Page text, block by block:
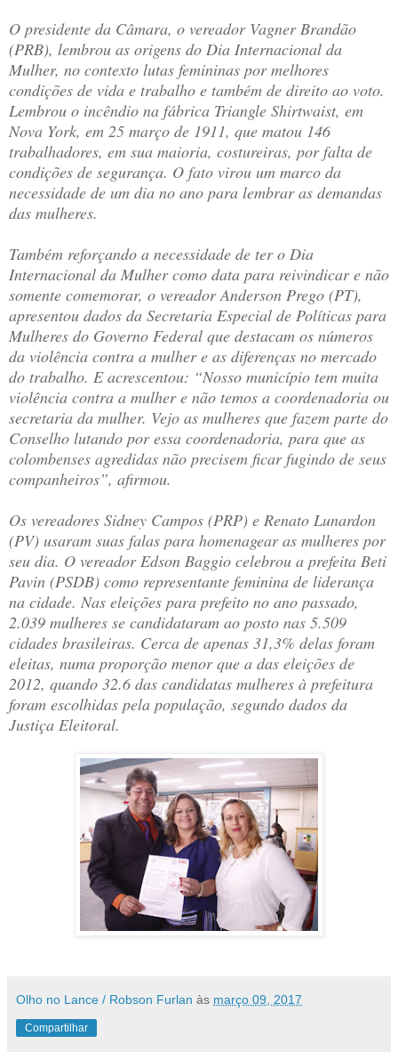
O presidente da Câmara, o vereador Vagner Brandão
(PRB), lembrou as origens do Dia Internacional da
Mulher, no contexto lutas femininas por melhores
condições de vida e trabalho e também de direito ao voto.
Lembrou o incêndio na fábrica Triangle Shirtwaist, em
Nova York, em 25 março de 1911, que matou 146
trabalhadores, em sua maioria, costureiras, por falta de
condições de segurança. O fato virou um marco da
necessidade de um dia no ano para lembrar as demandas
das mulheres.
Também reforçando a necessidade de ter o Dia
Internacional da Mulher como data para reivindicar e não
somente comemorar, o vereador Anderson Prego (PT),
apresentou dados da Secretaria Especial de Políticas para
Mulheres do Governo Federal que destacam os números
da violência contra a mulher e as diferenças no mercado
do trabalho. E acrescentou: “Nosso município tem muita
violência contra a mulher e não temos a coordenadoria ou
secretaria da mulher. Vejo as mulheres que fazem parte do
Conselho lutando por essa coordenadoria, para que as
colombenses agredidas não precisem ficar fugindo de seus
companheiros”, afirmou.
Os vereadores Sidney Campos (PRP) e Renato Lunardon
(PV) usaram suas falas para homenagear as mulheres por
seu dia. O vereador Edson Baggio celebrou a prefeita Beti
Pavin (PSDB) como representante feminina de liderança
na cidade. Nas eleições para prefeito no ano passado,
2.039 mulheres se candidataram ao posto nas 5.509
cidades brasileiras. Cerca de apenas 31,3% delas foram
eleitas, numa proporção menor que a das eleições de
2012, quando 32.6 das candidatas mulheres à prefeitura
foram escolhidas pela população, segundo dados da
Justiça Eleitoral.
Olho no Lance / Robson Furlan às março 09, 2017
Compartilhar